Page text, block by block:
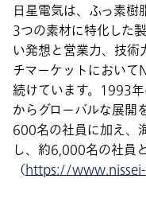
日星電気は、ふっ素樹
3つの素材に特化した
い発想と営業力、技術
チマーケットにおいて
続けています。1993
からグローバルな展開
600名の社員に加え、
し、約6,000名の社員
（https://